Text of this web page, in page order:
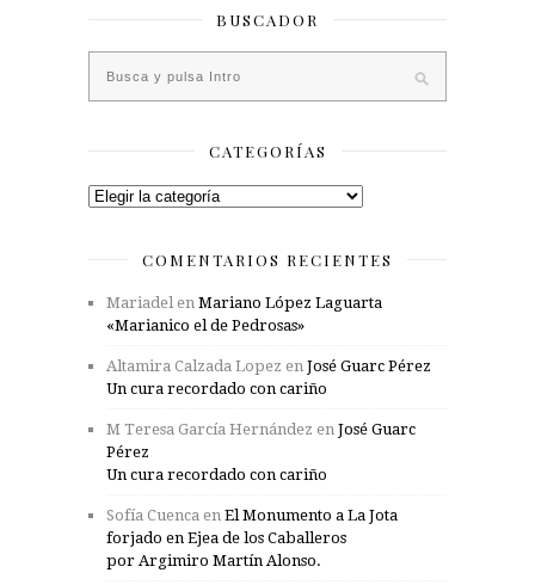
BUSCADOR
CATEGORÍAS
Categorías
COMENTARIOS RECIENTES
Mariadel en Mariano López Laguarta
«Marianico el de Pedrosas»
Altamira Calzada Lopez en José Guarc Pérez
Un cura recordado con cariño
M Teresa García Hernández en José Guarc
Pérez
Un cura recordado con cariño
Sofía Cuenca en El Monumento a La Jota
forjado en Ejea de los Caballeros
por Argimiro Martín Alonso.